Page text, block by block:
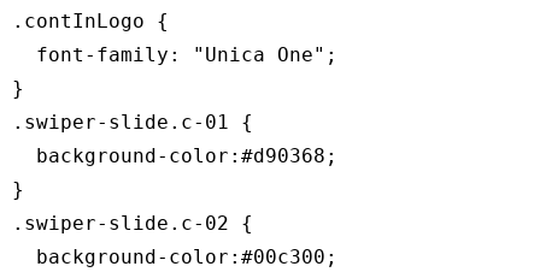
.contInLogo
{
font-family : "Unica One" ;
}
.swiper-slide.c-01
{
background-color :#d90368 ;
}
.swiper-slide.c-02
{
background-color :#00c300 ;